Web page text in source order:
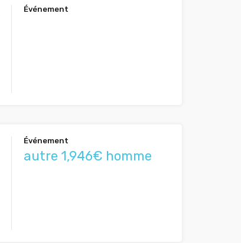
Événement
Événement
autre 1,946€ homme